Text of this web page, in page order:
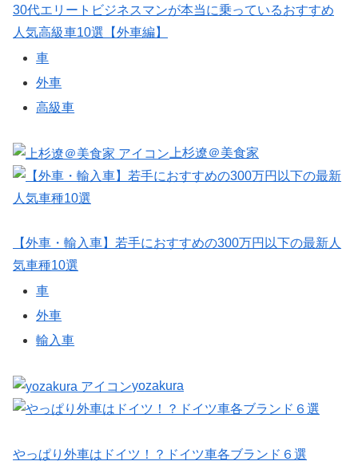
30代エリートビジネスマンが本当に乗っているおすすめ
人気高級車10選【外車編】
車
外車
高級車
上杉遼＠美食家
【外車・輸入車】若手におすすめの300万円以下の最新人
気車種10選
車
外車
輸入車
yozakura
やっぱり外車はドイツ！？ドイツ車各ブランド６選